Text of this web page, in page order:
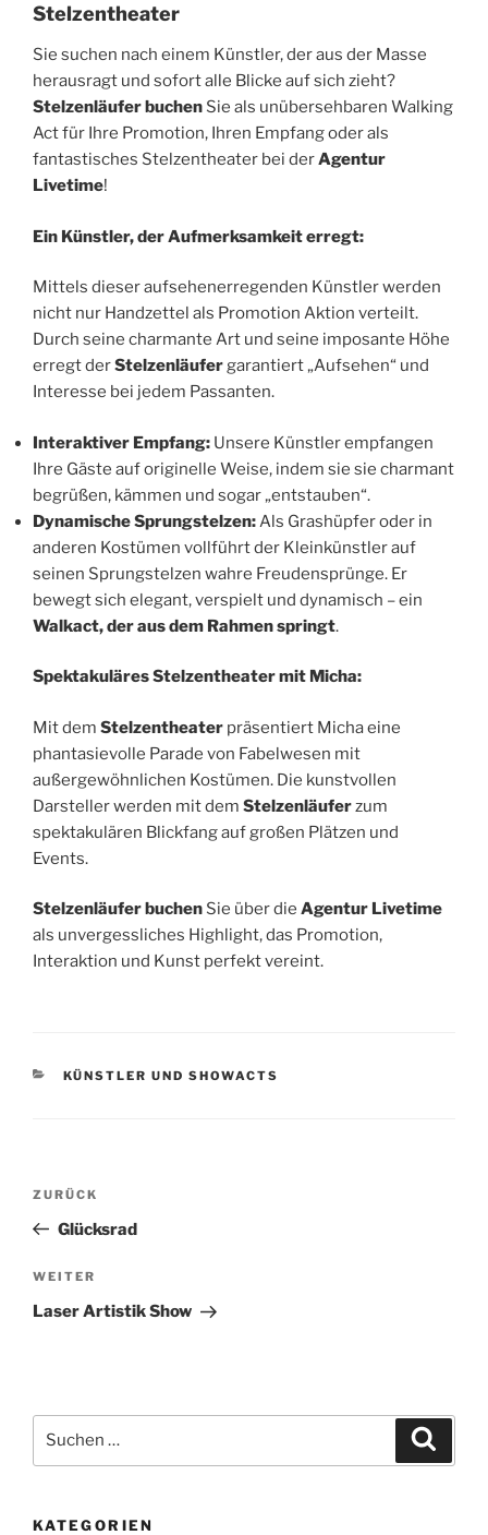
Stelzentheater
Sie suchen nach einem Künstler, der aus der Masse
herausragt und sofort alle Blicke auf sich zieht?
Stelzenläufer buchen Sie als unübersehbaren Walking
Act für Ihre Promotion, Ihren Empfang oder als
fantastisches Stelzentheater bei derAgentur
Livetime!
Ein Künstler, der Aufmerksamkeit erregt:
Mittels dieser aufsehenerregenden Künstler werden
nicht nur Handzettel als Promotion Aktion verteilt.
Durch seine charmante Art und seine imposante Höhe
erregt derStelzenläufergarantiert „Aufsehen“ und
Interesse bei jedem Passanten.
Interaktiver Empfang: Unsere Künstler empfangen
Ihre Gäste auf originelle Weise, indem sie sie charmant
begrüßen, kämmen und sogar „entstauben“.
Dynamische Sprungstelzen:Als Grashüpfer oder in
anderen Kostümen vollführt der Kleinkünstler auf
seinen Sprungstelzen wahre Freudensprünge. Er
bewegt sich elegant, verspielt und dynamisch – ein
Walkact, der aus dem Rahmen springt.
Spektakuläres Stelzentheater mit Micha:
Mit dem Stelzentheater präsentiert Micha eine
phantasievolle Parade von Fabelwesen mit
außergewöhnlichen Kostümen. Die kunstvollen
Darsteller werden mit dem Stelzenläuferzum
spektakulären Blickfang auf großen Plätzen und
Events.
Stelzenläufer buchen Sie über die Agentur Livetime
als unvergessliches Highlight, das Promotion,
Interaktion und Kunst perfekt vereint.
KATEGORIEN
KÜNSTLER UND SHOWACTS
Beitragsnavigation
Vorheriger
Beitrag
ZURÜCK
Glücksrad
Nächster
Beitrag
WEITER
Laser Artistik Show
Suchen
KATEGORIEN